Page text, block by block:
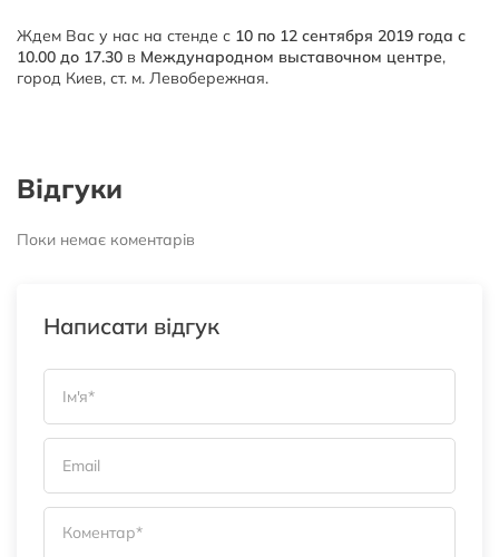
Ждем Вас у нас на стенде с 10 по 12 сентября 2019 года с
10.00 до 17.30 в Международном выставочном центре,
город Киев, ст. м. Левобережная.
Відгуки
Поки немає коментарів
Написати відгук